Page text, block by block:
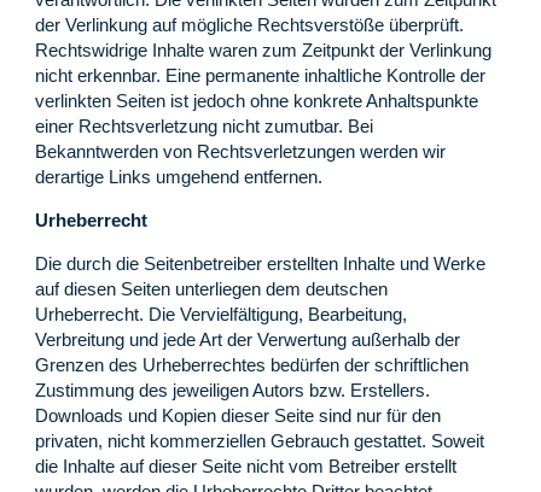
der Verlinkung auf mögliche Rechtsverstöße überprüft.
Rechtswidrige Inhalte waren zum Zeitpunkt der Verlinkung
nicht erkennbar. Eine permanente inhaltliche Kontrolle der
verlinkten Seiten ist jedoch ohne konkrete Anhaltspunkte
einer Rechtsverletzung nicht zumutbar. Bei
Bekanntwerden von Rechtsverletzungen werden wir
derartige Links umgehend entfernen.
Urheberrecht
Die durch die Seitenbetreiber erstellten Inhalte und Werke
auf diesen Seiten unterliegen dem deutschen
Urheberrecht. Die Vervielfältigung, Bearbeitung,
Verbreitung und jede Art der Verwertung außerhalb der
Grenzen des Urheberrechtes bedürfen der schriftlichen
Zustimmung des jeweiligen Autors bzw. Erstellers.
Downloads und Kopien dieser Seite sind nur für den
privaten, nicht kommerziellen Gebrauch gestattet. Soweit
die Inhalte auf dieser Seite nicht vom Betreiber erstellt